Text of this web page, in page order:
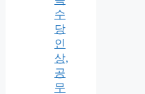
수
당
인
상,
공
무